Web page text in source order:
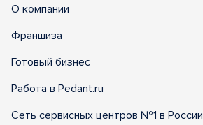
О компании
Франшиза
Готовый бизнес
Работа в Pedant.ru
Сеть сервисных центров №1 в России